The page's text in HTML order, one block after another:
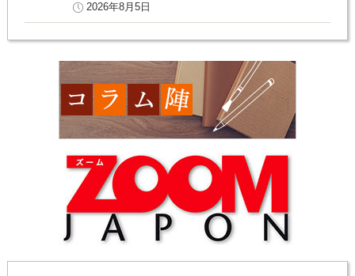
2026年8月5日